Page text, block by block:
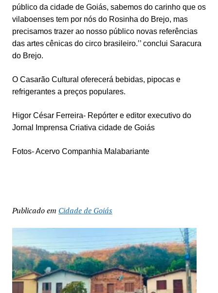
público da cidade de Goiás, sabemos do carinho que os
vilaboenses tem por nós do Rosinha do Brejo, mas
precisamos trazer ao nosso público novas referências
das artes cênicas do circo brasileiro.’’ conclui Saracura
do Brejo.
O Casarão Cultural oferecerá bebidas, pipocas e
refrigerantes a preços populares.
Higor César Ferreira- Repórter e editor executivo do
Jornal Imprensa Criativa cidade de Goiás
Fotos- Acervo Companhia Malabariante
Publicado em Cidade de Goiás